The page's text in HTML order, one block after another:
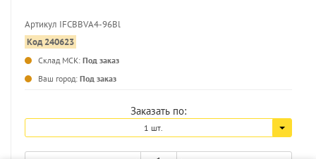
Артикул IFCBBVА4-96Bl
Код 240623
Склад МСК: Под заказ
Ваш город: Под заказ
Заказать по:
1 шт.